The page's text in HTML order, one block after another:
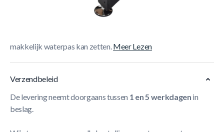
North Gardone pooltafelis de perfecte invulling voor
makkelijk waterpas kan zetten.Meer Lezen
Verzendbeleid
De levering neemt doorgaans tussen 1 en 5 werkdagen in
beslag.